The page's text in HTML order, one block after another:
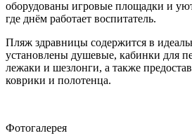
оборудованы игровые площадки и
где днём работает воспитатель.
Пляж здравницы содержится в
установлены душевые, кабинки для
лежаки и шезлонги, а также
коврики и полотенца.
Фотогалерея